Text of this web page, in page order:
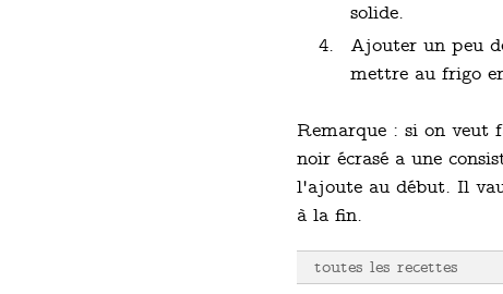
solide.
Ajouter un peu
mettre au frigo
Remarque : si on
noir écrasé a une
l'ajoute au début. Il
à la fin.
toutes les recettes